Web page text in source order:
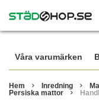
Våra varumärken
Hem Inredning
Persiska mattor